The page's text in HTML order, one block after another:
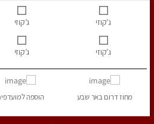
ג’קוזי ג’קוזי
ג’קוזי ג’קוזי
מחוז דרוםבאר שבע הוספה